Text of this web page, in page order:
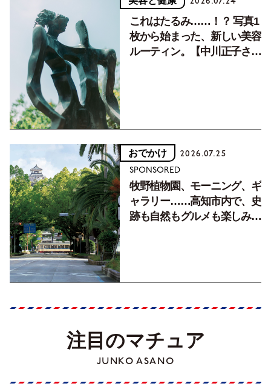
これはたるみ……！？ 写真1
枚から始まった、新しい美容
ルーティン。【中川正子さん
おでかけ 2026.07.25
SPONSORED
牧野植物園、モーニング、ギ
ャラリー……高知市内で、史
跡も自然もグルメも楽しみ尽
注目のマチュア
JUNKO ASANO